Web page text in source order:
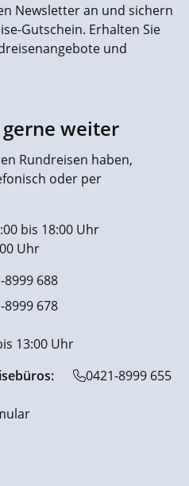
Newsletter an und sichern
Gutschein. Erhalten Sie
und
weiter
Rundreisen haben,
oder per
bis 18:00 Uhr
Uhr
8999 688
8999 678
13:00 Uhr
0421-8999 655